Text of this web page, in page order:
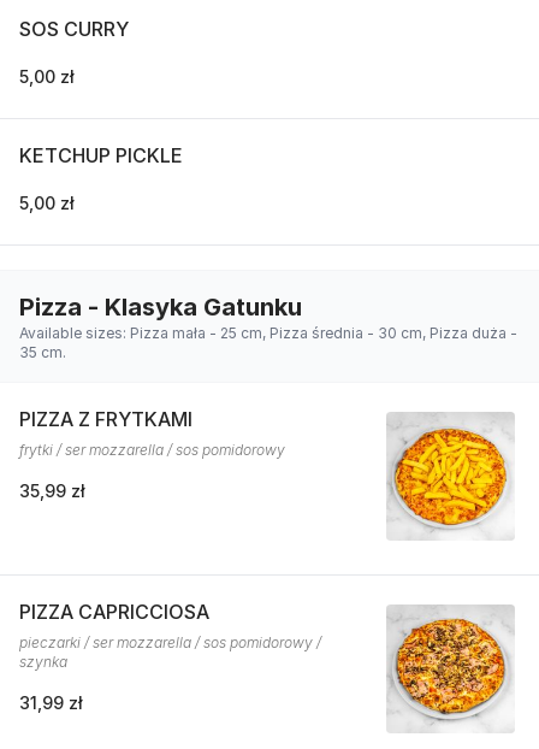
SOS CURRY
5,00 zł
KETCHUP PICKLE
5,00 zł
Pizza - Klasyka Gatunku
Available sizes: Pizza mała - 25 cm, Pizza średnia - 30 cm, Pizza duża -
35 cm.
PIZZA Z FRYTKAMI
frytki / ser mozzarella / sos pomidorowy
35,99 zł
PIZZA CAPRICCIOSA
pieczarki / ser mozzarella / sos pomidorowy /
szynka
31,99 zł